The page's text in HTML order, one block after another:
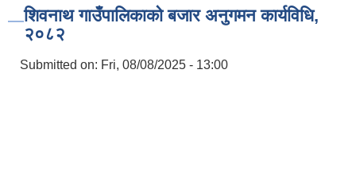
शिवनाथ गाउँपालिकाको बजार अनुगमन कार्यविधि,
२०८२
Submitted on: Fri, 08/08/2025 - 13:00